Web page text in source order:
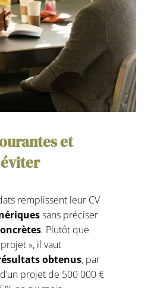
et
remplissent leur CV
sans préciser
. Plutôt que
», il vaut
obtenus, par
projet de 500 000 €